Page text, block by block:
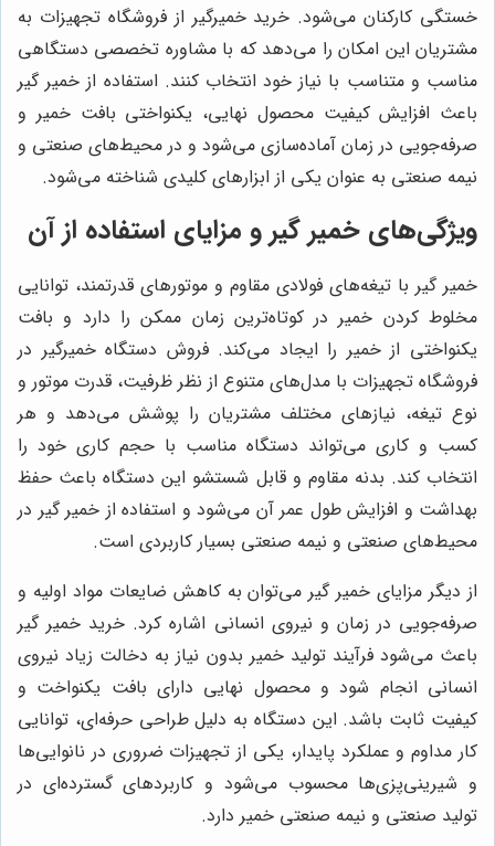
خستگی کارکنان می‌شود. خرید خمیرگیر از فروشگاه تجهیزات به
مشتریان این امکان را می‌دهد که با مشاوره تخصصی دستگاهی
مناسب و متناسب با نیاز خود انتخاب کنند. استفاده از خمیر گیر
باعث افزایش کیفیت محصول نهایی، یکنواختی بافت خمیر و
صرفه‌جویی در زمان آماده‌سازی می‌شود و در محیط‌های صنعتی و
نیمه صنعتی به عنوان یکی از ابزارهای کلیدی شناخته می‌شود.
ویژگی‌های خمیر گیر و مزایای استفاده از آن
خمیر گیر با تیغه‌های فولادی مقاوم و موتورهای قدرتمند، توانایی
مخلوط کردن خمیر در کوتاه‌ترین زمان ممکن را دارد و بافت
یکنواختی از خمیر را ایجاد می‌کند. فروش دستگاه خمیرگیر در
فروشگاه تجهیزات با مدل‌های متنوع از نظر ظرفیت، قدرت موتور و
نوع تیغه، نیازهای مختلف مشتریان را پوشش می‌دهد و هر
کسب و کاری می‌تواند دستگاه مناسب با حجم کاری خود را
انتخاب کند. بدنه مقاوم و قابل شستشو این دستگاه باعث حفظ
بهداشت و افزایش طول عمر آن می‌شود و استفاده از خمیر گیر در
محیط‌های صنعتی و نیمه صنعتی بسیار کاربردی است.
از دیگر مزایای خمیر گیر می‌توان به کاهش ضایعات مواد اولیه و
صرفه‌جویی در زمان و نیروی انسانی اشاره کرد. خرید خمیر گیر
باعث می‌شود فرآیند تولید خمیر بدون نیاز به دخالت زیاد نیروی
انسانی انجام شود و محصول نهایی دارای بافت یکنواخت و
کیفیت ثابت باشد. این دستگاه به دلیل طراحی حرفه‌ای، توانایی
کار مداوم و عملکرد پایدار، یکی از تجهیزات ضروری در نانوایی‌ها
و شیرینی‌پزی‌ها محسوب می‌شود و کاربردهای گسترده‌ای در
تولید صنعتی و نیمه صنعتی خمیر دارد.